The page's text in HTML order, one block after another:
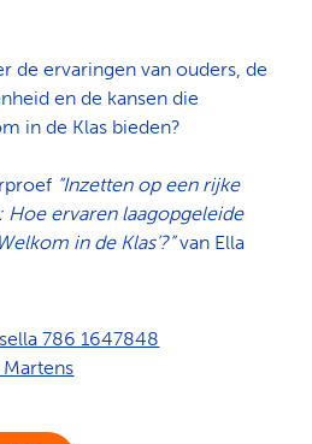
de ervaringen van ouders, de
en de kansen die
in de Klas bieden?
“Inzetten op een rijke
ervaren laagopgeleide
in de Klas’?”van Ella
786 1647848